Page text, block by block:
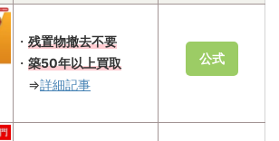
・ 残置物撤去不要
・ 築50年以上買取
⇒詳細記事
公式